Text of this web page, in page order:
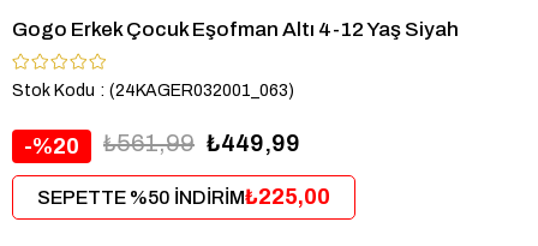
Gogo Erkek Çocuk Eşofman Altı 4-12 Yaş Siyah
Stok Kodu (24KAGER032001_063)
20 ₺561,99 ₺449,99
SEPETTE %50 İNDİRİM₺225,00